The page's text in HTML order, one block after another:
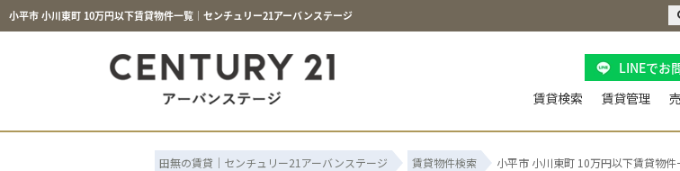
小平市 小川東町 10万円以下賃貸物件一覧｜センチュリー21アーバンステージ
LINEでお
賃貸検索 賃貸管理
田無の賃貸｜センチュリー21アーバンステージ 賃貸物件検索 小平市 小川東町 10万円以下賃貸物件